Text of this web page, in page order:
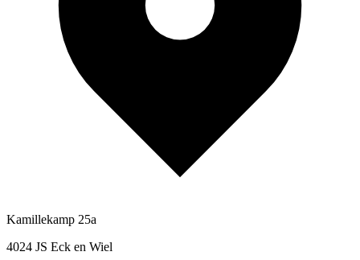
Kamillekamp 25a
4024 JS Eck en Wiel